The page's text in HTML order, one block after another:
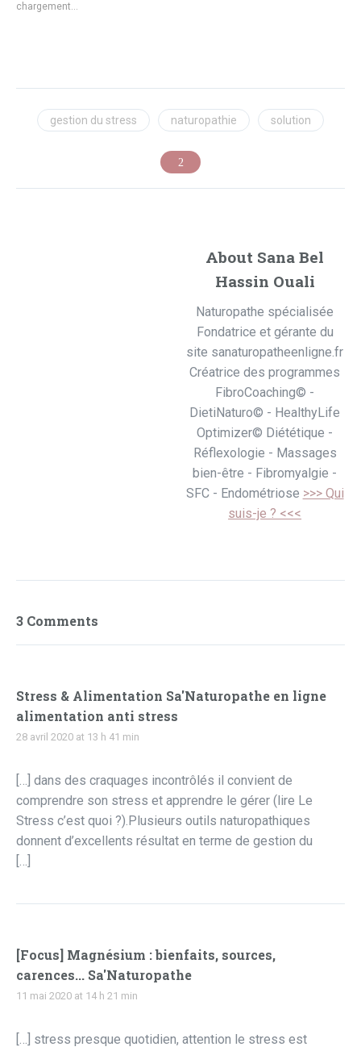
chargement…
gestion du stress naturopathie solution
About Sana Bel
Hassin Ouali
Naturopathe spécialisée
Fondatrice et gérante du
site sanaturopatheenligne.fr
Créatrice des programmes
FibroCoaching© -
DietiNaturo© - HealthyLife
Optimizer© Diététique -
Réflexologie - Massages
bien-être - Fibromyalgie -
SFC - Endométriose >>> Qui
suis-je ? <<<
3 Comments
Stress & Alimentation Sa'Naturopathe en ligne
alimentation anti stress
28 avril 2020 at 13 h 41 min
[…] dans des craquages incontrôlés il convient de
comprendre son stress et apprendre le gérer (lire Le
Stress c’est quoi ?).Plusieurs outils naturopathiques
donnent d’excellents résultat en terme de gestion du
[…]
[Focus] Magnésium : bienfaits, sources,
carences... Sa'Naturopathe
11 mai 2020 at 14 h 21 min
[…] stress presque quotidien, attention le stress est